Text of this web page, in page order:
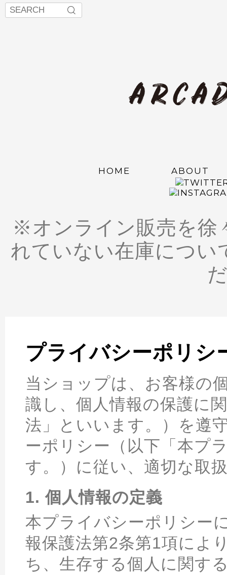
HOME ABOUT
※オンライン販売を徐
れていない在庫につい
プライバシーポリシ
当ショップは、お客様の
識し、個人情報の保護に
法」といいます。）を遵
ーポリシー（以下「本プ
す。）に従い、適切な取
1. 個人情報の定義
本プライバシーポリシー
報保護法第2条第1項によ
ち、生存する個人に関す